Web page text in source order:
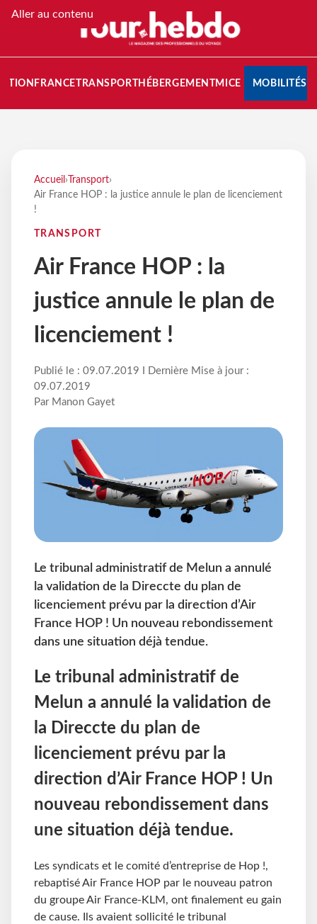
Aller au contenu
FRANCETRANSPORT HÉBERGEMENTMICE MOBILITÉS
Accueil › Transport›
Air France HOP : la justice annule le plan de licenciement
!
TRANSPORT
Air France HOP : la
justice annule le plan de
licenciement !
Publié le : 09.07.2019 I Dernière Mise à jour :
09.07.2019
Par Manon Gayet
Le tribunal administratif de Melun a annulé
la validation de la Direccte du plan de
licenciement prévu par la direction d’Air
France HOP ! Un nouveau rebondissement
dans une situation déjà tendue.
Le tribunal administratif de
Melun a annulé la validation de
la Direccte du plan de
licenciement prévu par la
direction d’Air France HOP ! Un
nouveau rebondissement dans
une situation déjà tendue.
Les syndicats et le comité d’entreprise de Hop !,
rebaptisé Air France HOP par le nouveau patron
du groupe Air France-KLM, ont finalement eu gain
de cause. Ils avaient sollicité le tribunal